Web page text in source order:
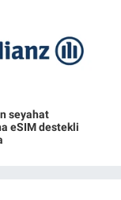
seyahat
eSIM destekli